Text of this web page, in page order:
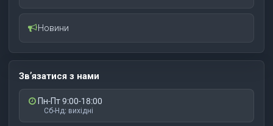
Новини
Зв’язатися з нами
Пн-Пт 9:00-18:00
Сб-Нд: вихідні